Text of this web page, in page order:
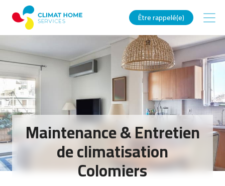
Être rappelé(e)
Maintenance & Entretien
de climatisation
Colomiers